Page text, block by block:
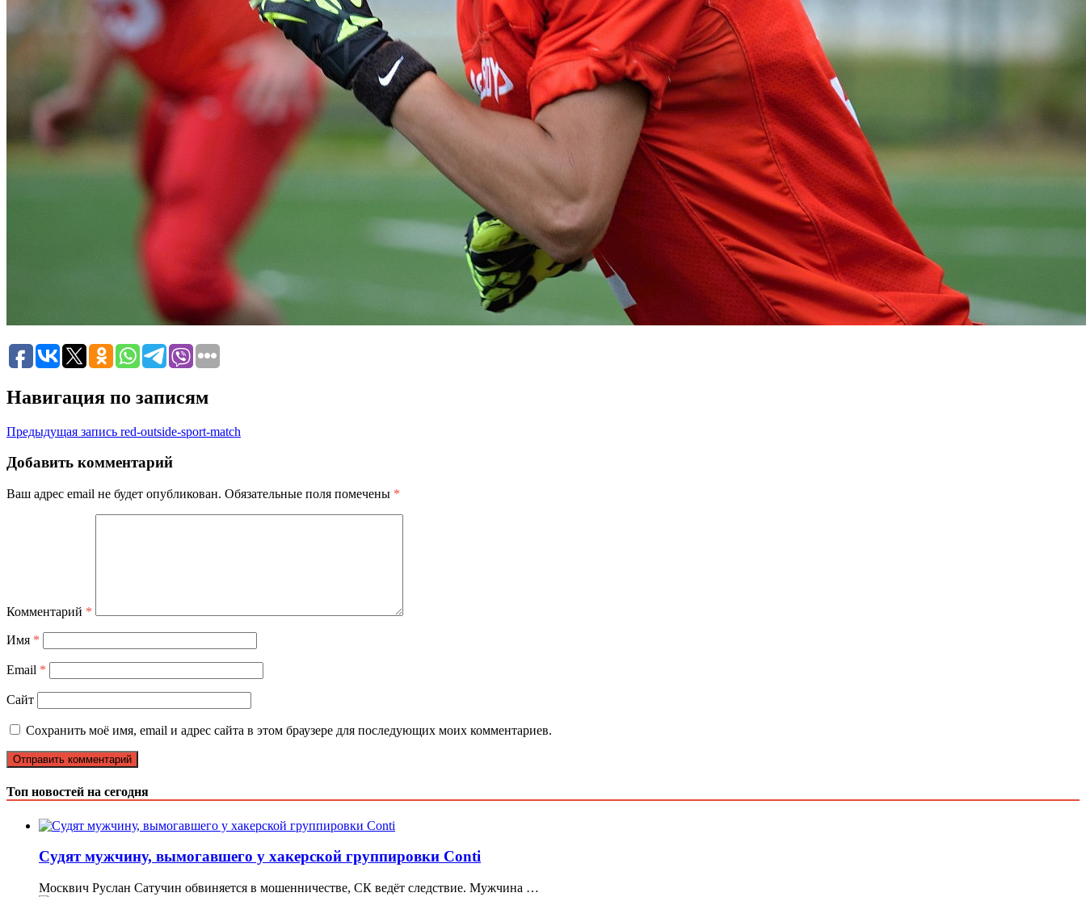
Навигация по записям
Предыдущая запись red-outside-sport-match
Добавить комментарий
Ваш адрес email не будет опубликован. Обязательные поля помечены *
Комментарий *
Имя *
Email *
Сайт
Сохранить моё имя, email и адрес сайта в этом браузере для последующих моих комментариев.
Топ новостей на сегодня
Судят мужчину, вымогавшего у хакерской группировки Conti
Москвич Руслан Сатучин обвиняется в мошенничестве, СК ведёт следствие. Мужчина …